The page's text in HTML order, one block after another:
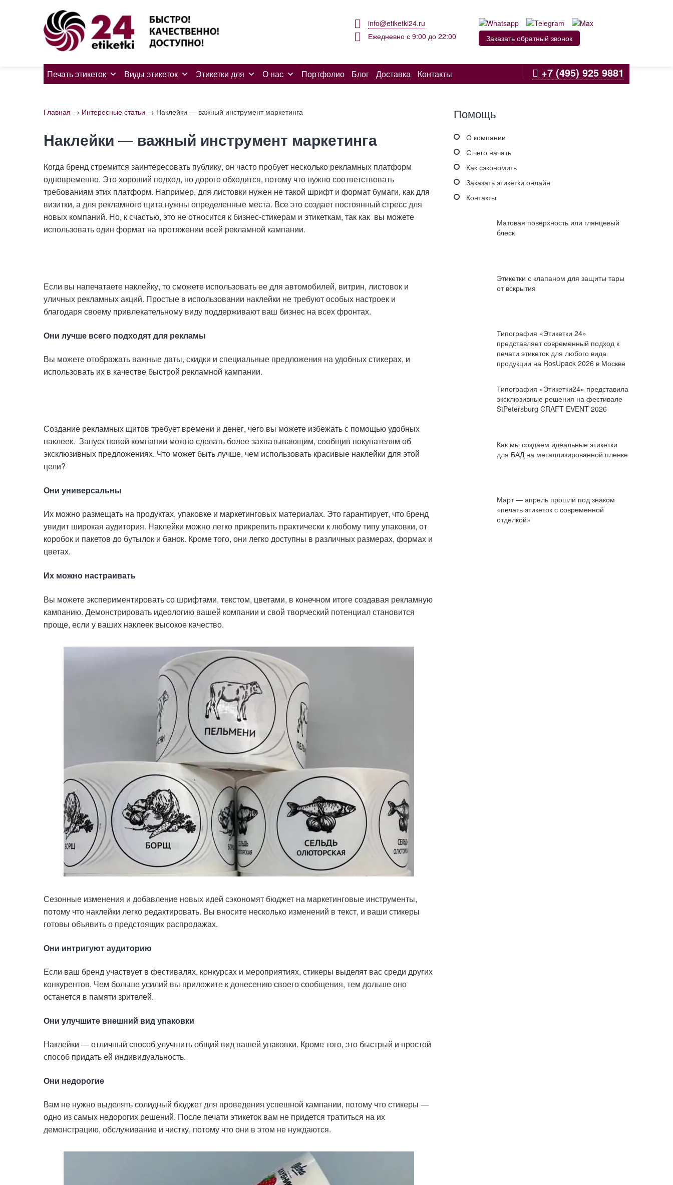
info@etiketki24.ru
Ежедневно с 9:00 до 22:00
Заказать обратный звонок
Печать этикеток Виды этикеток Этикетки для О нас Портфолио Блог Доставка Контакты +7 (495) 925 9881
Главная → Интересные статьи → Наклейки — важный инструмент маркетинга
Наклейки — важный инструмент маркетинга
Когда бренд стремится заинтересовать публику, он часто пробует несколько рекламных платформ
одновременно. Это хороший подход, но дорого обходится, потому что нужно соответствовать
требованиям этих платформ. Например, для листовки нужен не такой шрифт и формат бумаги, как для
визитки, а для рекламного щита нужны определенные места. Все это создает постоянный стресс для
новых компаний. Но, к счастью, это не относится к бизнес-стикерам и этикеткам, так как вы можете
использовать один формат на протяжении всей рекламной кампании.
Если вы напечатаете наклейку, то сможете использовать ее для автомобилей, витрин, листовок и
уличных рекламных акций. Простые в использовании наклейки не требуют особых настроек и
благодаря своему привлекательному виду поддерживают ваш бизнес на всех фронтах.
Они лучше всего подходят для рекламы
Вы можете отображать важные даты, скидки и специальные предложения на удобных стикерах, и
использовать их в качестве быстрой рекламной кампании.
Создание рекламных щитов требует времени и денег, чего вы можете избежать с помощью удобных
наклеек. Запуск новой компании можно сделать более захватывающим, сообщив покупателям об
эксклюзивных предложениях. Что может быть лучше, чем использовать красивые наклейки для этой
цели?
Они универсальны
Их можно размещать на продуктах, упаковке и маркетинговых материалах. Это гарантирует, что бренд
увидит широкая аудитория. Наклейки можно легко прикрепить практически к любому типу упаковки, от
коробок и пакетов до бутылок и банок. Кроме того, они легко доступны в различных размерах, формах и
цветах.
Их можно настраивать
Вы можете экспериментировать со шрифтами, текстом, цветами, в конечном итоге создавая рекламную
кампанию. Демонстрировать идеологию вашей компании и свой творческий потенциал становится
проще, если у ваших наклеек высокое качество.
Сезонные изменения и добавление новых идей сэкономят бюджет на маркетинговые инструменты,
потому что наклейки легко редактировать. Вы вносите несколько изменений в текст, и ваши стикеры
готовы объявить о предстоящих распродажах.
Они интригуют аудиторию
Если ваш бренд участвует в фестивалях, конкурсах и мероприятиях, стикеры выделят вас среди других
конкурентов. Чем больше усилий вы приложите к донесению своего сообщения, тем дольше оно
останется в памяти зрителей.
Они улучшите внешний вид упаковки
Наклейки — отличный способ улучшить общий вид вашей упаковки. Кроме того, это быстрый и простой
способ придать ей индивидуальность.
Они недорогие
Вам не нужно выделять солидный бюджет для проведения успешной кампании, потому что стикеры —
одно из самых недорогих решений. После печати этикеток вам не придется тратиться на их
демонстрацию, обслуживание и чистку, потому что они в этом не нуждаются.
Помощь
О компании
С чего начать
Как сэкономить
Заказать этикетки онлайн
Контакты
Матовая поверхность или глянцевый
блеск
Этикетки с клапаном для защиты тары
от вскрытия
Типография «Этикетки 24»
представляет современный подход к
печати этикеток для любого вида
продукции на RosUpack 2026 в Москве
Типография «Этикетки24» представила
эксклюзивные решения на фестивале
StPetersburg CRAFT EVENT 2026
Как мы создаем идеальные этикетки
для БАД на металлизированной пленке
Март — апрель прошли под знаком
«печать этикеток с современной
отделкой»